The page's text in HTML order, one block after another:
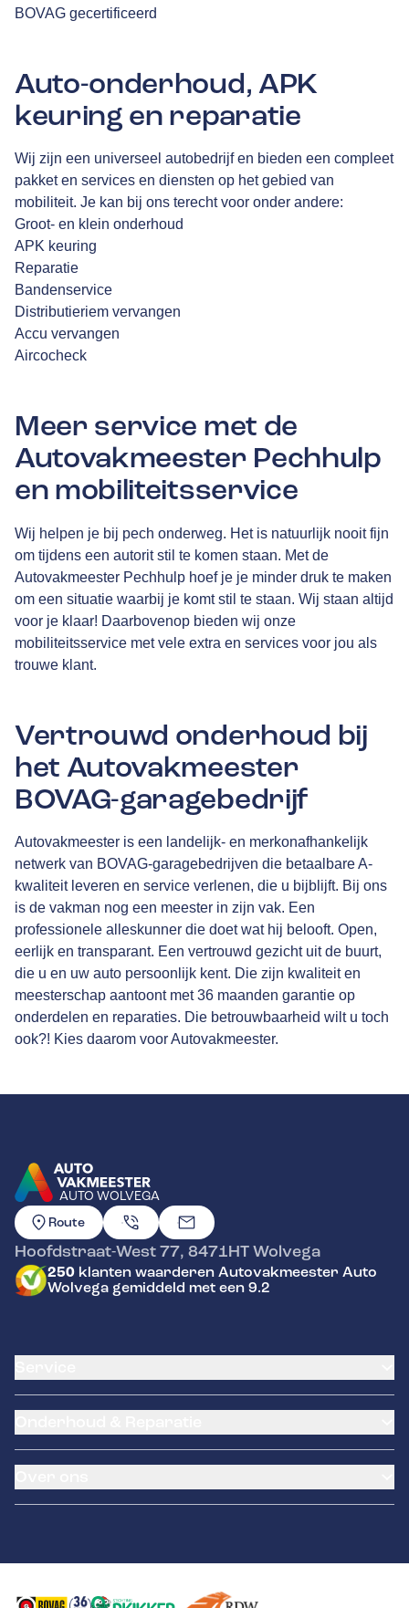
BOVAG gecertificeerd
Auto-onderhoud, APK
keuring en reparatie
Wij zijn een universeel autobedrijf en bieden een compleet
pakket en services en diensten op het gebied van
mobiliteit. Je kan bij ons terecht voor onder andere:
Groot- en klein onderhoud
APK keuring
Reparatie
Bandenservice
Distributieriem vervangen
Accu vervangen
Aircocheck
Meer service met de
Autovakmeester Pechhulp
en mobiliteitsservice
Wij helpen je bij pech onderweg. Het is natuurlijk nooit fijn
om tijdens een autorit stil te komen staan. Met de
Autovakmeester Pechhulp hoef je je minder druk te maken
om een situatie waarbij je komt stil te staan. Wij staan altijd
voor je klaar! Daarbovenop bieden wij onze
mobiliteitsservice met vele extra en services voor jou als
trouwe klant.
Vertrouwd onderhoud bij
het Autovakmeester
BOVAG-garagebedrijf
Autovakmeester is een landelijk- en merkonafhankelijk
netwerk van BOVAG-garagebedrijven die betaalbare A-
kwaliteit leveren en service verlenen, die u bijblijft. Bij ons
is de vakman nog een meester in zijn vak. Een
professionele alleskunner die doet wat hij belooft. Open,
eerlijk en transparant. Een vertrouwd gezicht uit de buurt,
die u en uw auto persoonlijk kent. Die zijn kwaliteit en
meesterschap aantoont met36 maanden garantie op
onderdelen en reparaties. Die betrouwbaarheid wilt u toch
ook?! Kies daarom voor Autovakmeester.
AUTO WOLVEGA
GA NAAR DE HOMEPAGINA
Route
Hoofdstraat-West 77, 8471HTWolvega
250 klanten waarderen Autovakmeester Auto
Wolvega gemiddeld met een 9.2
Banden service
Pechhulp
Schade en reparatie